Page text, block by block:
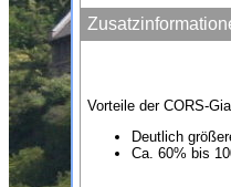
Vorteile der CORS-
Deutlich
Ca. 60% bis